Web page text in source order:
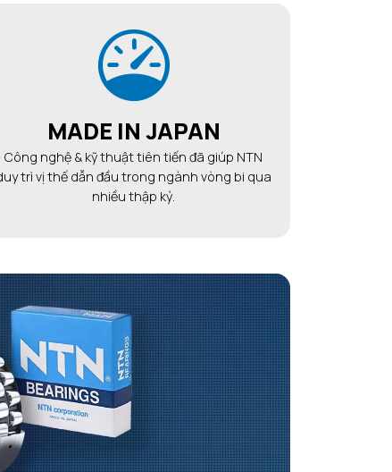
MADE IN JAPAN
Công nghệ & kỹ thuật tiên tiến đã giúp NTN
trì vị thế dẫn đầu trong ngành vòng bi qua
nhiều thập kỷ.